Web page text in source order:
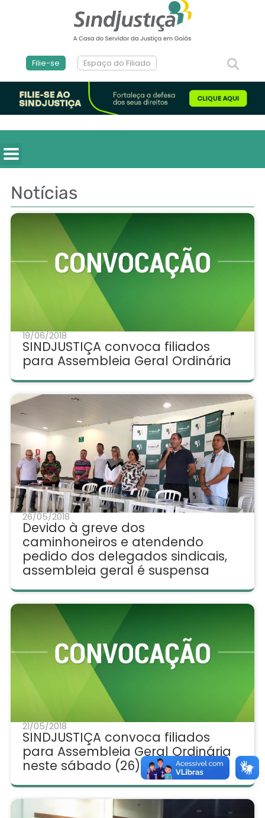
Filie-se Espaço do Filiado
Notícias
19/06/2018
SINDJUSTIÇA convoca filiados
para Assembleia Geral Ordinária
26/05/2018
Devido à greve dos
caminhoneiros e atendendo
pedido dos delegados sindicais,
assembleia geral é suspensa
21/05/2018
SINDJUSTIÇA convoca filiados
para Assembleia Geral Ordinária
neste sábado (26)